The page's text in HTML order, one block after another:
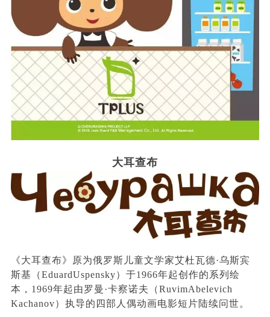
大耳查布
《大耳查布》原为俄罗斯儿童文学家艾杜瓦德·乌斯宾
斯基（EduardUspensky）于1966年起创作的系列绘
本，1969年起由罗曼·卡察诺夫（RuvimAbelevich
Kachanov）执导的四部人偶动画电影短片陆续问世。